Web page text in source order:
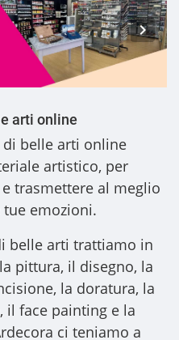
arti online
di belle arti online
artistico, per
trasmettere al meglio
emozioni.
belle arti trattiamo in
pittura, il disegno, la
la doratura, la
il face painting e la
ci teniamo a